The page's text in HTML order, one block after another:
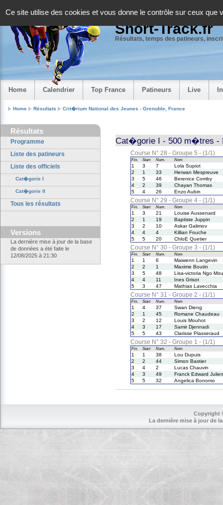
Ce site utilise des cookies et vous donne le contrôle sur ceux que
Short-Track.fr
Résultats, temps des patineurs,
Home Calendrier Top France Patineurs Live
Home Résultats Crit�rium National des Jeunes - Grenoble, France
Résultats
Programme
Liste des patineurs
Liste des officiels
Cat�gorie I
Cat�gorie II
Tous les résultats
Versions
La dernière mise à jour de la base
de données a été faite le
12/08/2025 à 21:30
Cat�gorie I - 500 m�tres -
Course N° 28 - Groupe 5 - (1/1)
Fin. Start Num. Nom
1 3 7
Lola Supiot
2
1 33
Herwan Mespreuve
3
5 46
Berenice Comby
4
2 39
Chayan Thomas
5
4 26 Enzo Aubin
Course N° 29 - Groupe 4 - (1/1)
Fin. Start Num. Nom
1 3 21
Louise Aussenard
2
1 19
Baptiste Juppin
3
2 10
Askar Galimov
4
4 4
Killian Fouche
5
5 20 ChloE Quetier
Course N° 30 - Groupe 3 - (1/1)
Fin. Start Num. Nom
1 1 6
Maiwenn Langevin
2
2 1
Maxime Boutin
3
5 48
Lisa-victoria Ngo
4
4 11
Ines Grisot
5
3 47 Mathias Lavecchia
Course N° 31 - Groupe 2 - (1/1)
Fin. Start Num. Nom
1 4 37
Swan Dieng
2
1 45
Romane Chaudeau
3
2 12
Louis Mouhot
4
3 17
Samir Djennadi
5
5 43 Clarisse Plasseraud
Course N° 32 - Groupe 1 - (1/1)
Fin. Start Num. Nom
1 1 38
Lou Dupuis
2
2 44
Simon Bastier
3
4 2
Lucas Chauvin
4
3 49
Franck Edward
5
5 32 Angelica Bonomo
Copyright
La dernière mise à jour de